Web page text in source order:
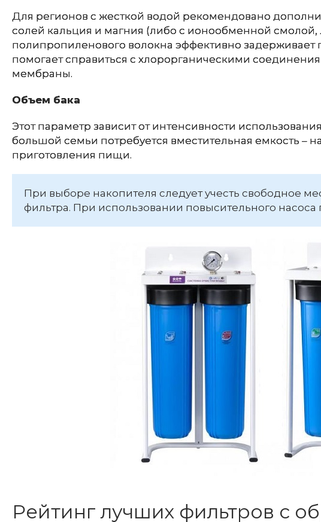
Для регионов с жесткой водой рекомендовано
солей кальция и магния (либо с ионообменной
полипропиленового волокна эффективно задерживает
помогает справиться с хлорорганическими
мембраны.
Объем бака
Этот параметр зависит от интенсивности
большой семьи потребуется вместительная емкость –
приготовления пищи.
При выборе накопителя следует учесть свободное
фильтра. При использовании повысительного
Рейтинг лучших фильтров с